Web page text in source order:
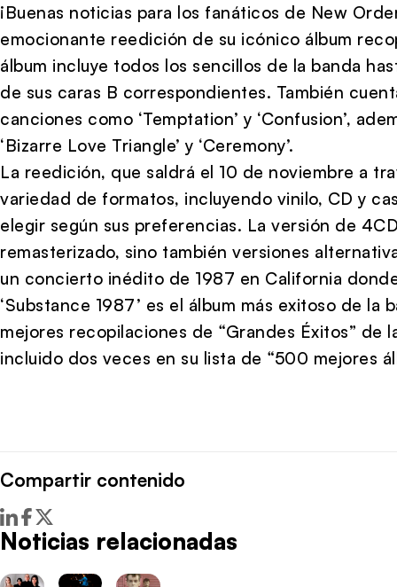
¡Buenas noticias para los fanáticos de New
emocionante reedición de su icónico álbum
álbum incluye todos los sencillos de la banda
de sus caras B correspondientes. También
canciones como ‘Temptation’ y ‘Confusion’,
‘Bizarre Love Triangle’ y ‘Ceremony’.
La reedición, que saldrá el 10 de noviembre a
variedad de formatos, incluyendo vinilo, CD y
elegir según sus preferencias. La versión de
remasterizado, sino también versiones
un concierto inédito de 1987 en California
‘Substance 1987’ es el álbum más exitoso de la
mejores recopilaciones de “Grandes Éxitos” de
incluido dos veces en su lista de “500 mejores
Compartir contenido
Noticias relacionadas